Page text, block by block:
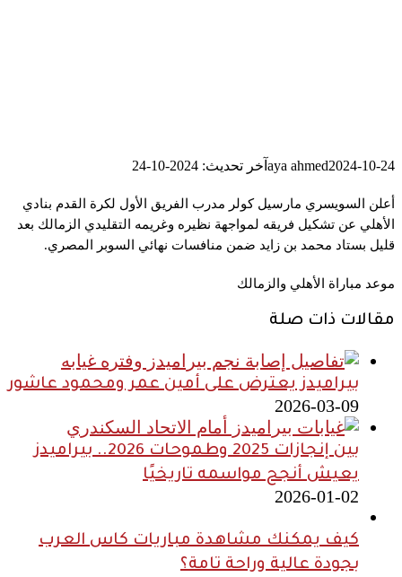
aya ahmed2024-10-24 آخر تحديث: 2024-10-24
أعلن السويسري مارسيل كولر مدرب الفريق الأول لكرة القدم بنادي
الأهلي عن تشكيل فريقه لمواجهة نظيره وغريمه التقليدي الزمالك بعد
قليل بستاد محمد بن زايد ضمن منافسات نهائي السوبر المصري.
موعد مباراة الأهلي والزمالك
مقالات ذات صلة
بيراميدز يعترض على أمين عمر ومحمود عاشور
2026-03-09
بين إنجازات 2025 وطموحات 2026.. بيراميدز
يعيش أنجح مواسمه تاريخيًا
2026-01-02
كيف يمكنك مشاهدة مباريات كاس العرب
بجودة عالية وراحة تامة؟